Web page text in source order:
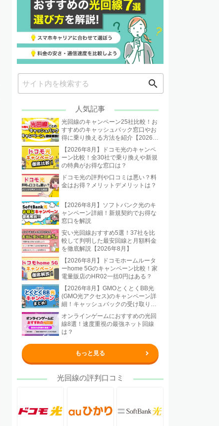
search
人気記事
光回線のキャンペーン25社比較！お
すすめのキャッシュバック窓口やお
得に乗り換える方法を紹介【2026年
8月】
【2026年8月】ドコモ光のキャンペ
ーン比較！全30社で乗り換えや新規
の特典がお得な窓口は？
ドコモ光の評判や口コミは悪い？料
金はお得？メリットデメリットは？
【2026年8月】ソフトバンク光のキ
ャンペーン詳細！新規契約でお得な
窓口を解説
安い光回線おすすめ5選！37社を比
較して判明した最安回線と月額料金
を徹底解説【2026年8月】
【2026年8月】ドコモホームルータ
ーhome 5Gのキャンペーン比較！家
電量販店のHR02一括0円はある？
【2026年8月】GMOとくとくBB光
(GMO光アクセス)のキャンペーン詳
細！キャッシュバックの受け取り方
法も解説
オンラインゲームにおすすめの光回
線8選！速度重視の最強ネット回線
は？
もっと見る
光回線の評判口コミ